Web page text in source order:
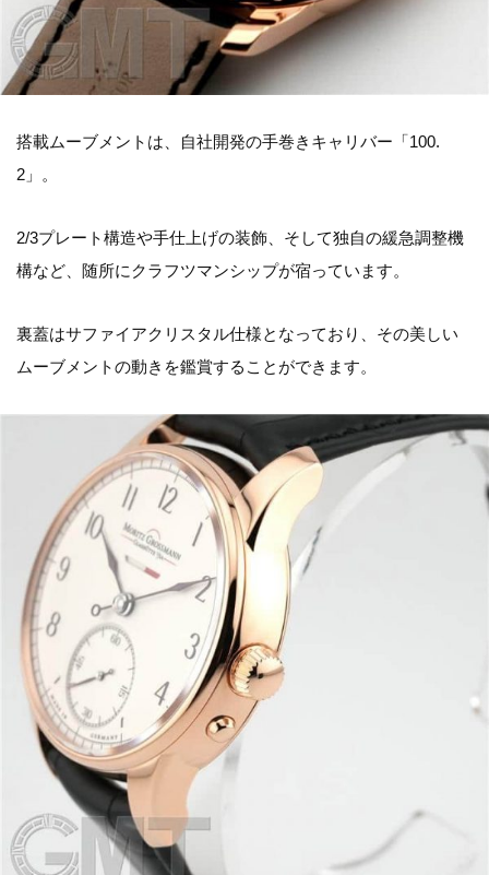
搭載ムーブメントは、自社開発の手巻きキャリバー「100.
2」。
2/3プレート構造や手仕上げの装飾、そして独自の緩急調整機
構など、随所にクラフツマンシップが宿っています。
裏蓋はサファイアクリスタル仕様となっており、その美しい
ムーブメントの動きを鑑賞することができます。